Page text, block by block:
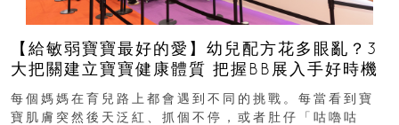
【給敏弱寶寶最好的愛】幼兒配方花多眼亂？3
大把關建立寶寶健康體質 把握BB展入手好時機
每個媽媽在育兒路上都會遇到不同的挑戰。每當看到寶
寶肌膚突然後天泛紅、抓個不停，或者肚仔「咕嚕咕